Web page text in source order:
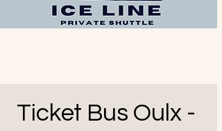
Ticket Bus Oulx -